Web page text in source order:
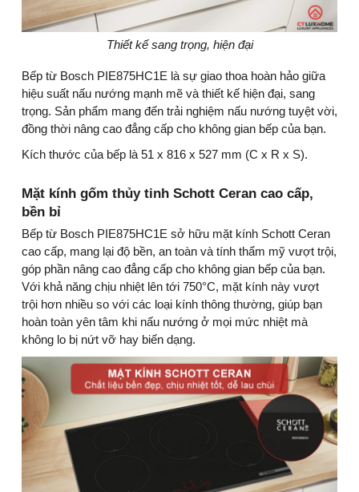
Thiết kế sang trọng, hiện đại
Bếp từ Bosch PIE875HC1E là sự giao thoa hoàn hảo giữa
hiệu suất nấu nướng mạnh mẽ và thiết kế hiện đại, sang
trọng. Sản phẩm mang đến trải nghiệm nấu nướng tuyệt vời,
đồng thời nâng cao đẳng cấp cho không gian bếp của bạn.
Kích thước của bếp là 51 x 816 x 527 mm (C x R x S).
Mặt kính gốm thủy tinh Schott Ceran cao cấp,
bền bỉ
Bếp từ Bosch PIE875HC1E sở hữu mặt kính Schott Ceran
cao cấp, mang lại độ bền, an toàn và tính thẩm mỹ vượt trội,
góp phần nâng cao đẳng cấp cho không gian bếp của bạn.
Với khả năng chịu nhiệt lên tới 750°C, mặt kính này vượt
trội hơn nhiều so với các loại kính thông thường, giúp bạn
hoàn toàn yên tâm khi nấu nướng ở mọi mức nhiệt mà
không lo bị nứt vỡ hay biến dạng.